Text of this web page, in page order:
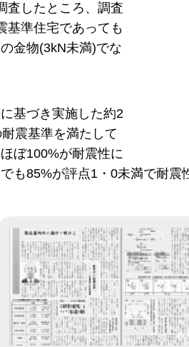
査したところ、調査
基準住宅であっても
金物(3kN未満)でな
基づき実施した約2
震基準を満たして
ぼ100%が耐震性に
も85%が評点1・0未満で耐震